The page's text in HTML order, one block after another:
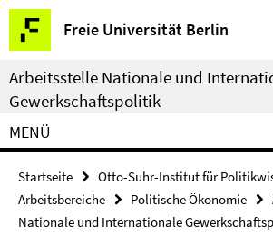
Springe
direkt
zu
Inhalt
Freie Universität Berlin
Service-
Navigation
Arbeitsstelle Nationale und
Gewerkschaftspolitik
MENÜ
Startseite
Otto-Suhr-Institut für
Arbeitsbereiche
Politische Ökonomie
Nationale und Internationale